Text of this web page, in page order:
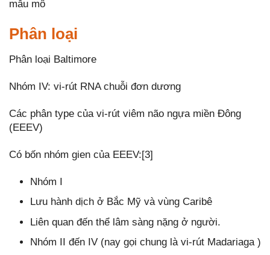
mẫu mô
Phân loại
Phân loại Baltimore
Nhóm IV: vi-rút RNA chuỗi đơn dương
Các phân type của vi-rút viêm não ngựa miền Đông
(EEEV)
Có bốn nhóm gien của EEEV:[3]
Nhóm I
Lưu hành dịch ở Bắc Mỹ và vùng Caribê
Liên quan đến thể lâm sàng nặng ở người.
Nhóm II đến IV (nay gọi chung là vi-rút Madariaga )